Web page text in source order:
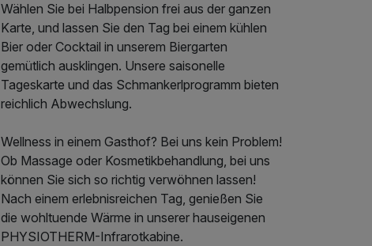
Wählen Sie bei Halbpension frei aus der ganzen
Karte, und lassen Sie den Tag bei einem kühlen
Bier oder Cocktail in unserem Biergarten
gemütlich ausklingen. Unsere saisonelle
Tageskarte und das Schmankerlprogramm bieten
reichlich Abwechslung.
Wellness in einem Gasthof? Bei uns kein Problem!
Ob Massage oder Kosmetikbehandlung, bei uns
können Sie sich so richtig verwöhnen lassen!
Nach einem erlebnisreichen Tag, genießen Sie
die wohltuende Wärme in unserer hauseigenen
PHYSIOTHERM-Infrarotkabine.